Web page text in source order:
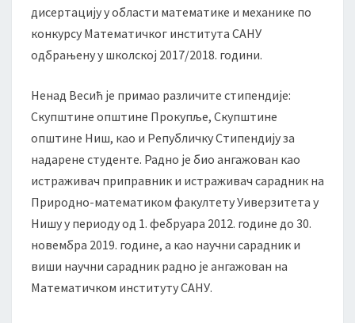
дисертацију у области математике и механике по
конкурсу Математичког института САНУ
одбрањену у школској 2017/2018. години.
Ненад Весић је примао различите стипендије:
Скупштине општине Прокупље, Скупштине
општине Ниш, као и Републичку Стипендију за
надарене студенте. Радно је био ангажован као
истраживач приправник и истраживач сарадник на
Природно-математиком факултету Уиверзитета у
Нишу у периоду од 1. фебруара 2012. године до 30.
новембра 2019. године, а као научни сарадник и
виши научни сарадник радно је ангажован на
Математичком институту САНУ.